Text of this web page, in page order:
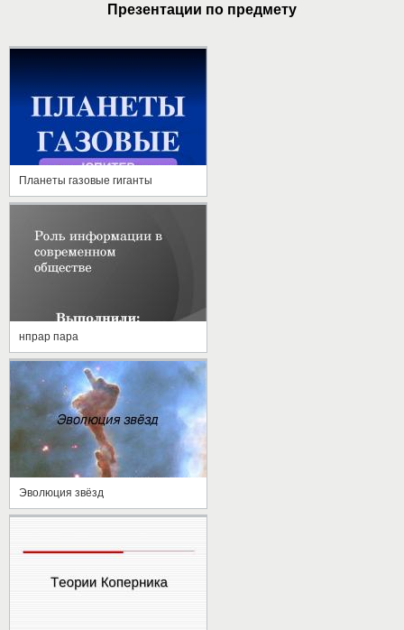
Презентации по предмету
Планеты газовые гиганты
нпрар пара
Эволюция звёзд